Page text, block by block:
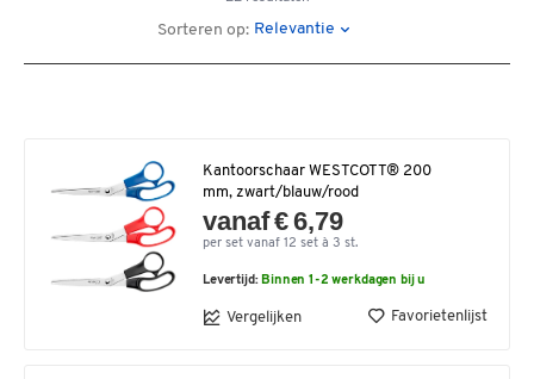
Sorteren op: Relevantie
Kantoorschaar WESTCOTT® 200
mm, zwart/blauw/rood
vanaf € 6,79
per set vanaf 12 set à 3 st.
Levertijd: Binnen 1-2 werkdagen bij u
Vergelijken Favorietenlijst